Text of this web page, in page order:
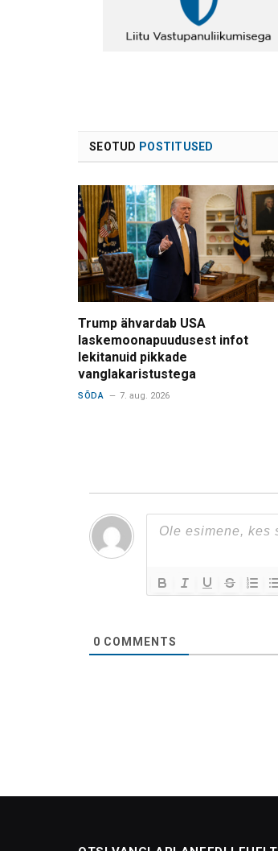
SEOTUD POSTITUSED
Trump ähvardab USA
laskemoonapuudusest infot
lekitanuid pikkade
vanglakaristustega
SÕDA 7. aug. 2026
0 COMMENTS